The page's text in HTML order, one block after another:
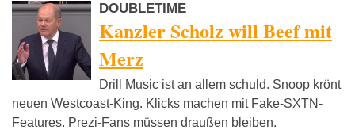
DOUBLETIME
Kanzler Scholz will Beef mit
Merz
Drill Music ist an allem schuld. Snoop krönt
neuen Westcoast-King. Klicks machen mit Fake-SXTN-
Features. Prezi-Fans müssen draußen bleiben.